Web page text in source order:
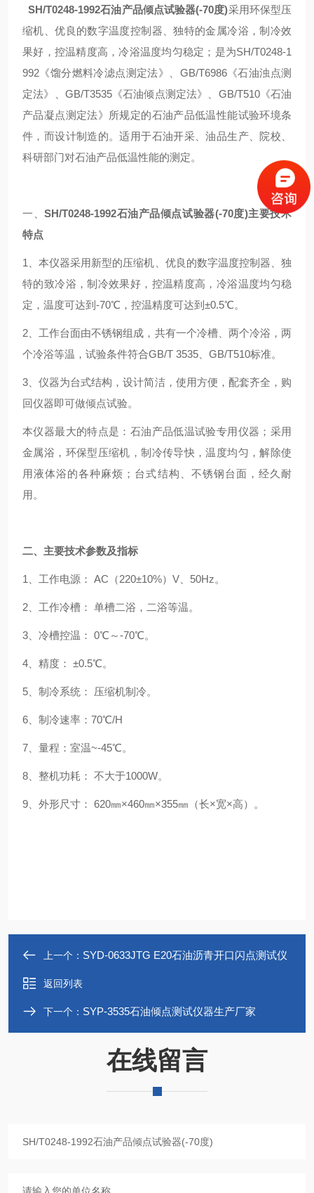
SH/T0248-1992石油产品倾点试验器(-70度)采用环保型压
缩机、优良的数字温度控制器、独特的金属冷浴，制冷效
果好，控温精度高，冷浴温度均匀稳定；是为SH/T0248-1
992《馏分燃料冷滤点测定法》、GB/T6986《石油浊点测
定法》、GB/T3535《石油倾点测定法》、GB/T510《石油
产品凝点测定法》所规定的石油产品低温性能试验环境条
件，而设计制造的。适用于石油开采、油品生产、院校、
科研部门对石油产品低温性能的测定。
一、SH/T0248-1992石油产品倾点试验器(-70度)主要技术
特点
1、本仪器采用新型的压缩机、优良的数字温度控制器、独
特的致冷浴，制冷效果好，控温精度高，冷浴温度均匀稳
定，温度可达到-70℃，控温精度可达到±0.5℃。
2、工作台面由不锈钢组成，共有一个冷槽、两个冷浴，两
个冷浴等温，试验条件符合GB/T 3535、GB/T510标准。
3、仪器为台式结构，设计简洁，使用方便，配套齐全，购
回仪器即可做倾点试验。
本仪器最大的特点是：石油产品低温试验专用仪器；采用
金属浴，环保型压缩机，制冷传导快，温度均匀，解除使
用液体浴的各种麻烦；台式结构、不锈钢台面，经久耐
用。
二、主要技术参数及指标
1、工作电源： AC（220±10%）V、50Hz。
2、工作冷槽： 单槽二浴，二浴等温。
3、冷槽控温： 0℃～-70℃。
4、精度： ±0.5℃。
5、制冷系统： 压缩机制冷。
6、制冷速率：70℃/H
7、量程：室温~-45℃。
8、整机功耗： 不大于1000W。
9、外形尺寸： 620㎜×460㎜×355㎜（长×宽×高）。
上一个： SYD-0633JTG E20石油沥青开口闪点测试仪
返回列表
下一个： SYP-3535石油倾点测试仪器生产厂家
在线留言